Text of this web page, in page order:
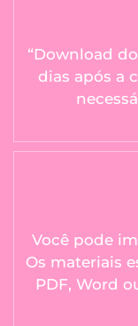
“Download
dias após a
Você pode
Os materiais
PDF, Word